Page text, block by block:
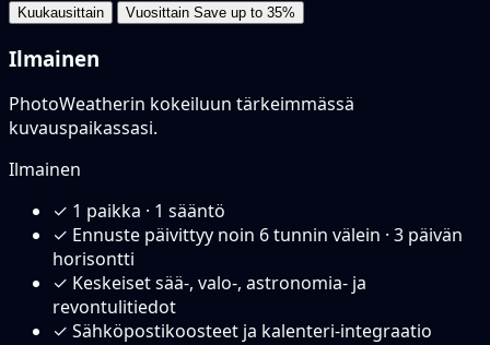
Kuukausittain Vuosittain Save up to 35%
Ilmainen
PhotoWeatherin kokeiluun tärkeimmässä
kuvauspaikassasi.
Ilmainen
✓ 1 paikka · 1 sääntö
✓ Ennuste päivittyy noin 6 tunnin välein · 3 päivän
horisontti
✓ Keskeiset sää-, valo-, astronomia- ja
revontulitiedot
✓ Sähköpostikoosteet ja kalenteri-integraatio